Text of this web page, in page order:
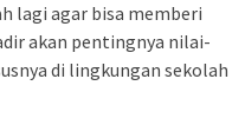
lagi agar bisa memberi
akan pentingnya nilai-
di lingkungan sekolah